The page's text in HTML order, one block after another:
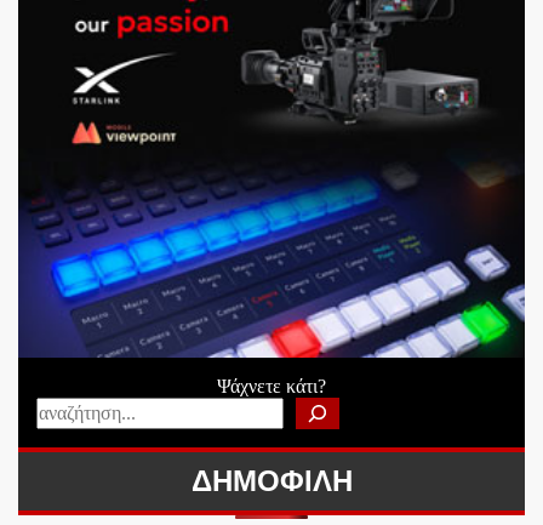
Ψάχνετε κάτι?
ΔΗΜΟΦΙΛΗ